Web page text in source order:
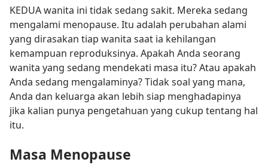
KEDUA wanita ini tidak sedang sakit. Mereka sedang
mengalami menopause. Itu adalah perubahan alami
yang dirasakan tiap wanita saat ia kehilangan
kemampuan reproduksinya. Apakah Anda seorang
wanita yang sedang mendekati masa itu? Atau apakah
Anda sedang mengalaminya? Tidak soal yang mana,
Anda dan keluarga akan lebih siap menghadapinya
jika kalian punya pengetahuan yang cukup tentang hal
itu.
Masa Menopause